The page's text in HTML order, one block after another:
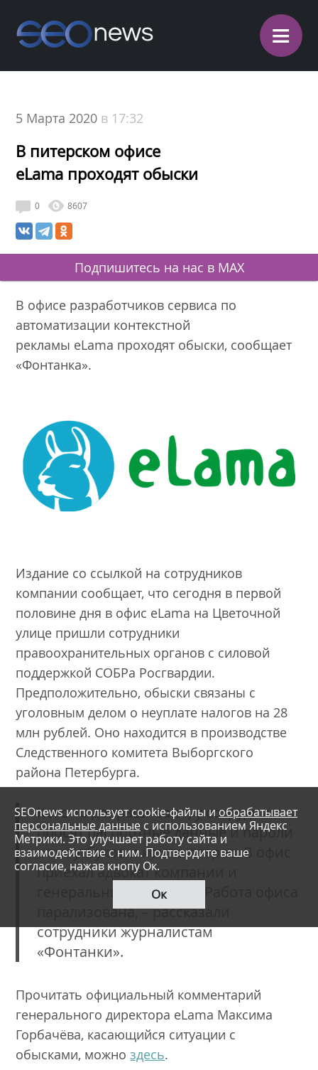
≡
5 Марта 2020 в 17:32
В питерском офисе
eLama проходят обыски
0 8607
Подпишитесь на нас в MAX
В офисе разработчиков сервиса по
автоматизации контекстной
рекламы eLama проходят обыски, сообщает
«Фонтанка».
Издание со ссылкой на сотрудников
компании сообщает, что сегодня в первой
половине дня в офис eLama на Цветочной
улице пришли сотрудники
правоохранительных органов с силовой
поддержкой СОБРа Росгвардии.
Предположительно, обыски связаны с
уголовным делом о неуплате налогов на 28
млн рублей. Оно находится в производстве
Следственного комитета Выборгского
района Петербурга.
Кого-то допрашивают, у сотрудников
просят паспортные данные и пароли
от ноутбуков и компьютеров. В офис
приехал адвокат компании и
генеральный директор. Работа офиса
парализована, – рассказали
сотрудники журналистам
«Фонтанки».
Прочитать официальный комментарий
генерального директора eLama Максима
Горбачёва, касающийся ситуации с
обысками, можноздесь.
SEOnews использует cookie-файлы и обрабатывает
персональные данные с использованием Яндекс
Метрики. Это улучшает работу сайта и
взаимодействие с ним. Подтвердите ваше
согласие, нажав кнопу Ок.
Ок